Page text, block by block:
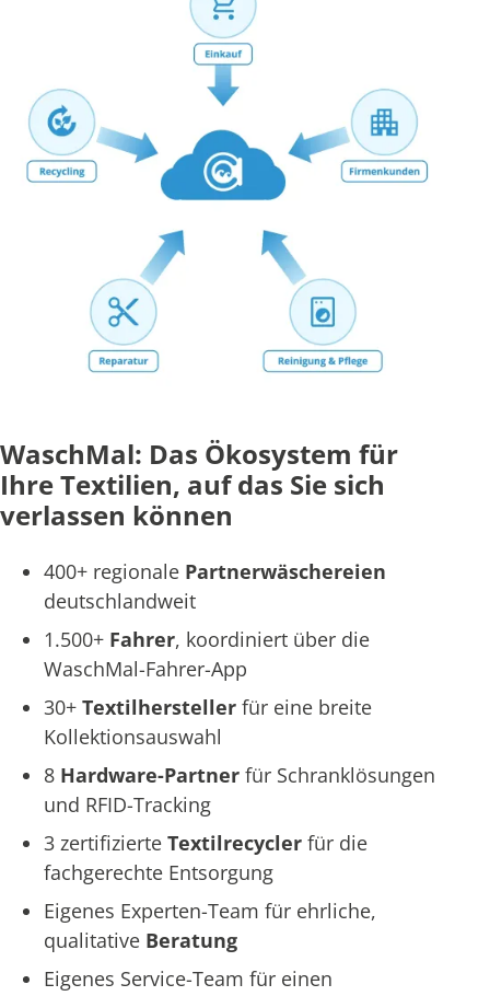
WaschMal: Das Ökosystem für
Ihre Textilien, auf das Sie sich
verlassen können
400+ regionale Partnerwäschereien
deutschlandweit
1.500+ Fahrer, koordiniert über die
WaschMal-Fahrer-App
30+ Textilhersteller für eine breite
Kollektionsauswahl
8 Hardware-Partner für Schranklösungen
und RFID-Tracking
3 zertifizierte Textilrecycler für die
fachgerechte Entsorgung
Eigenes Experten-Team für ehrliche,
qualitative Beratung
Eigenes Service-Team für einen